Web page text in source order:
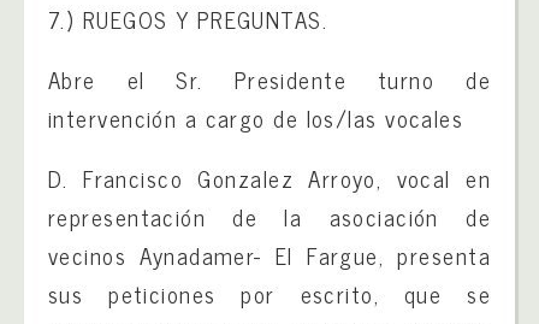
7.) RUEGOS Y PREGUNTAS.
Abre el Sr. Presidente turno de
intervención a cargo de los/las vocales
D. Francisco Gonzalez Arroyo, vocal en
representación de la asociación de
vecinos Aynadamer- El Fargue, presenta
sus peticiones por escrito, que se